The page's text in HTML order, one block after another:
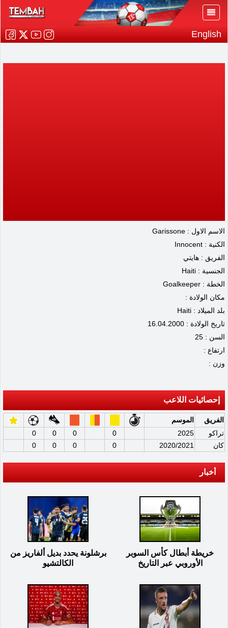
English
الاسم الاول : Garissone
الكنية : Innocent
الفريق : هايتي
الجنسية : Haiti
الخطة : Goalkeeper
مكان الولادة :
بلد الميلاد : Haiti
تاريخ الولادة : 16.04.2000
السن : 25
ارتفاع :
وزن :
إحصائيات اللاعب
الفريق
الموسم
تراكو
2025
0
0
0
0
كان
2020/2021
0
0
0
0
أخبار
خريطة أبطال كأس السوبر
الأوروبي عبر التاريخ
برشلونة يحدد بديل ألفاريز من
الكالتشيو